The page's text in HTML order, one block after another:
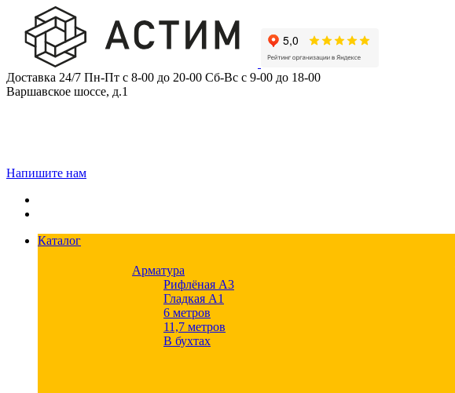
content
Доставка 24/7 Пн-Пт с 8-00 до 20-00 Сб-Вс с 9-00 до 18-00
Варшавское шоссе, д.1
Напишите нам
Каталог
Арматура
Рифлёная А3
Гладкая А1
6 метров
11,7 метров
В бухтах